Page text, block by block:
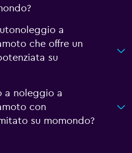
a
che offre un
su
a noleggio a
con
su momondo?